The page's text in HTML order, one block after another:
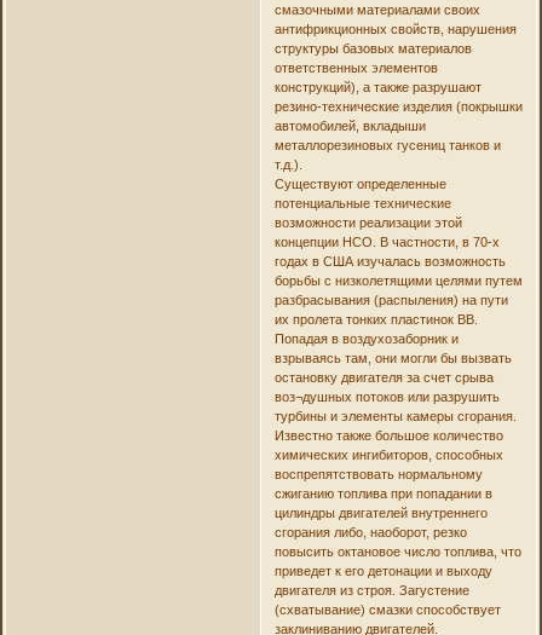
смазочными материалами своих
антифрикционных свойств, нарушения
структуры базовых материалов
ответственных элементов
конструкций), а также разрушают
резино-технические изделия (покрышки
автомобилей, вкладыши
металлорезиновых гусениц танков и
т.д.).
Существуют определенные
потенциальные технические
возможности реализации этой
концепции НСО. В частности, в 70-х
годах в США изучалась возможность
борьбы с низколетящими целями путем
разбрасывания (распыления) на пути
их пролета тонких пластинок ВВ.
Попадая в воздухозаборник и
взрываясь там, они могли бы вызвать
остановку двигателя за счет срыва
воз¬душных потоков или разрушить
турбины и элементы камеры сгорания.
Известно также большое количество
химических ингибиторов, способных
воспрепятствовать нормальному
сжиганию топлива при попадании в
цилиндры двигателей внутреннего
сгорания либо, наоборот, резко
повысить октановое число топлива, что
приведет к его детонации и выходу
двигателя из строя. Загустение
(схватывание) смазки способствует
заклиниванию двигателей.